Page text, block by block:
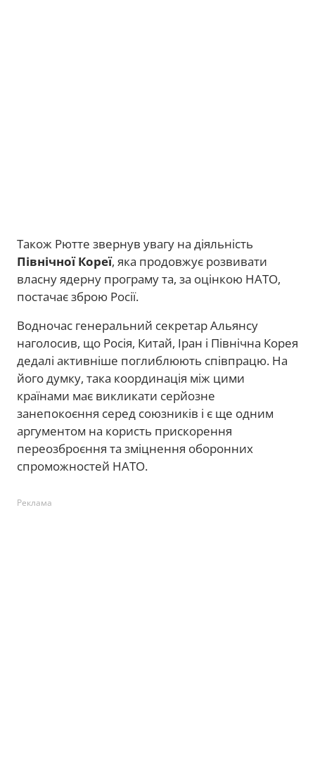
Також Рютте звернув увагу на діяльність
Північної Кореї, яка продовжує розвивати
власну ядерну програму та, за оцінкою НАТО,
постачає зброю Росії.
Водночас генеральний секретар Альянсу
наголосив, що Росія, Китай, Іран і Північна Корея
дедалі активніше поглиблюють співпрацю. На
його думку, така координація між цими
країнами має викликати серйозне
занепокоєння серед союзників і є ще одним
аргументом на користь прискорення
переозброєння та зміцнення оборонних
спроможностей НАТО.
Реклама